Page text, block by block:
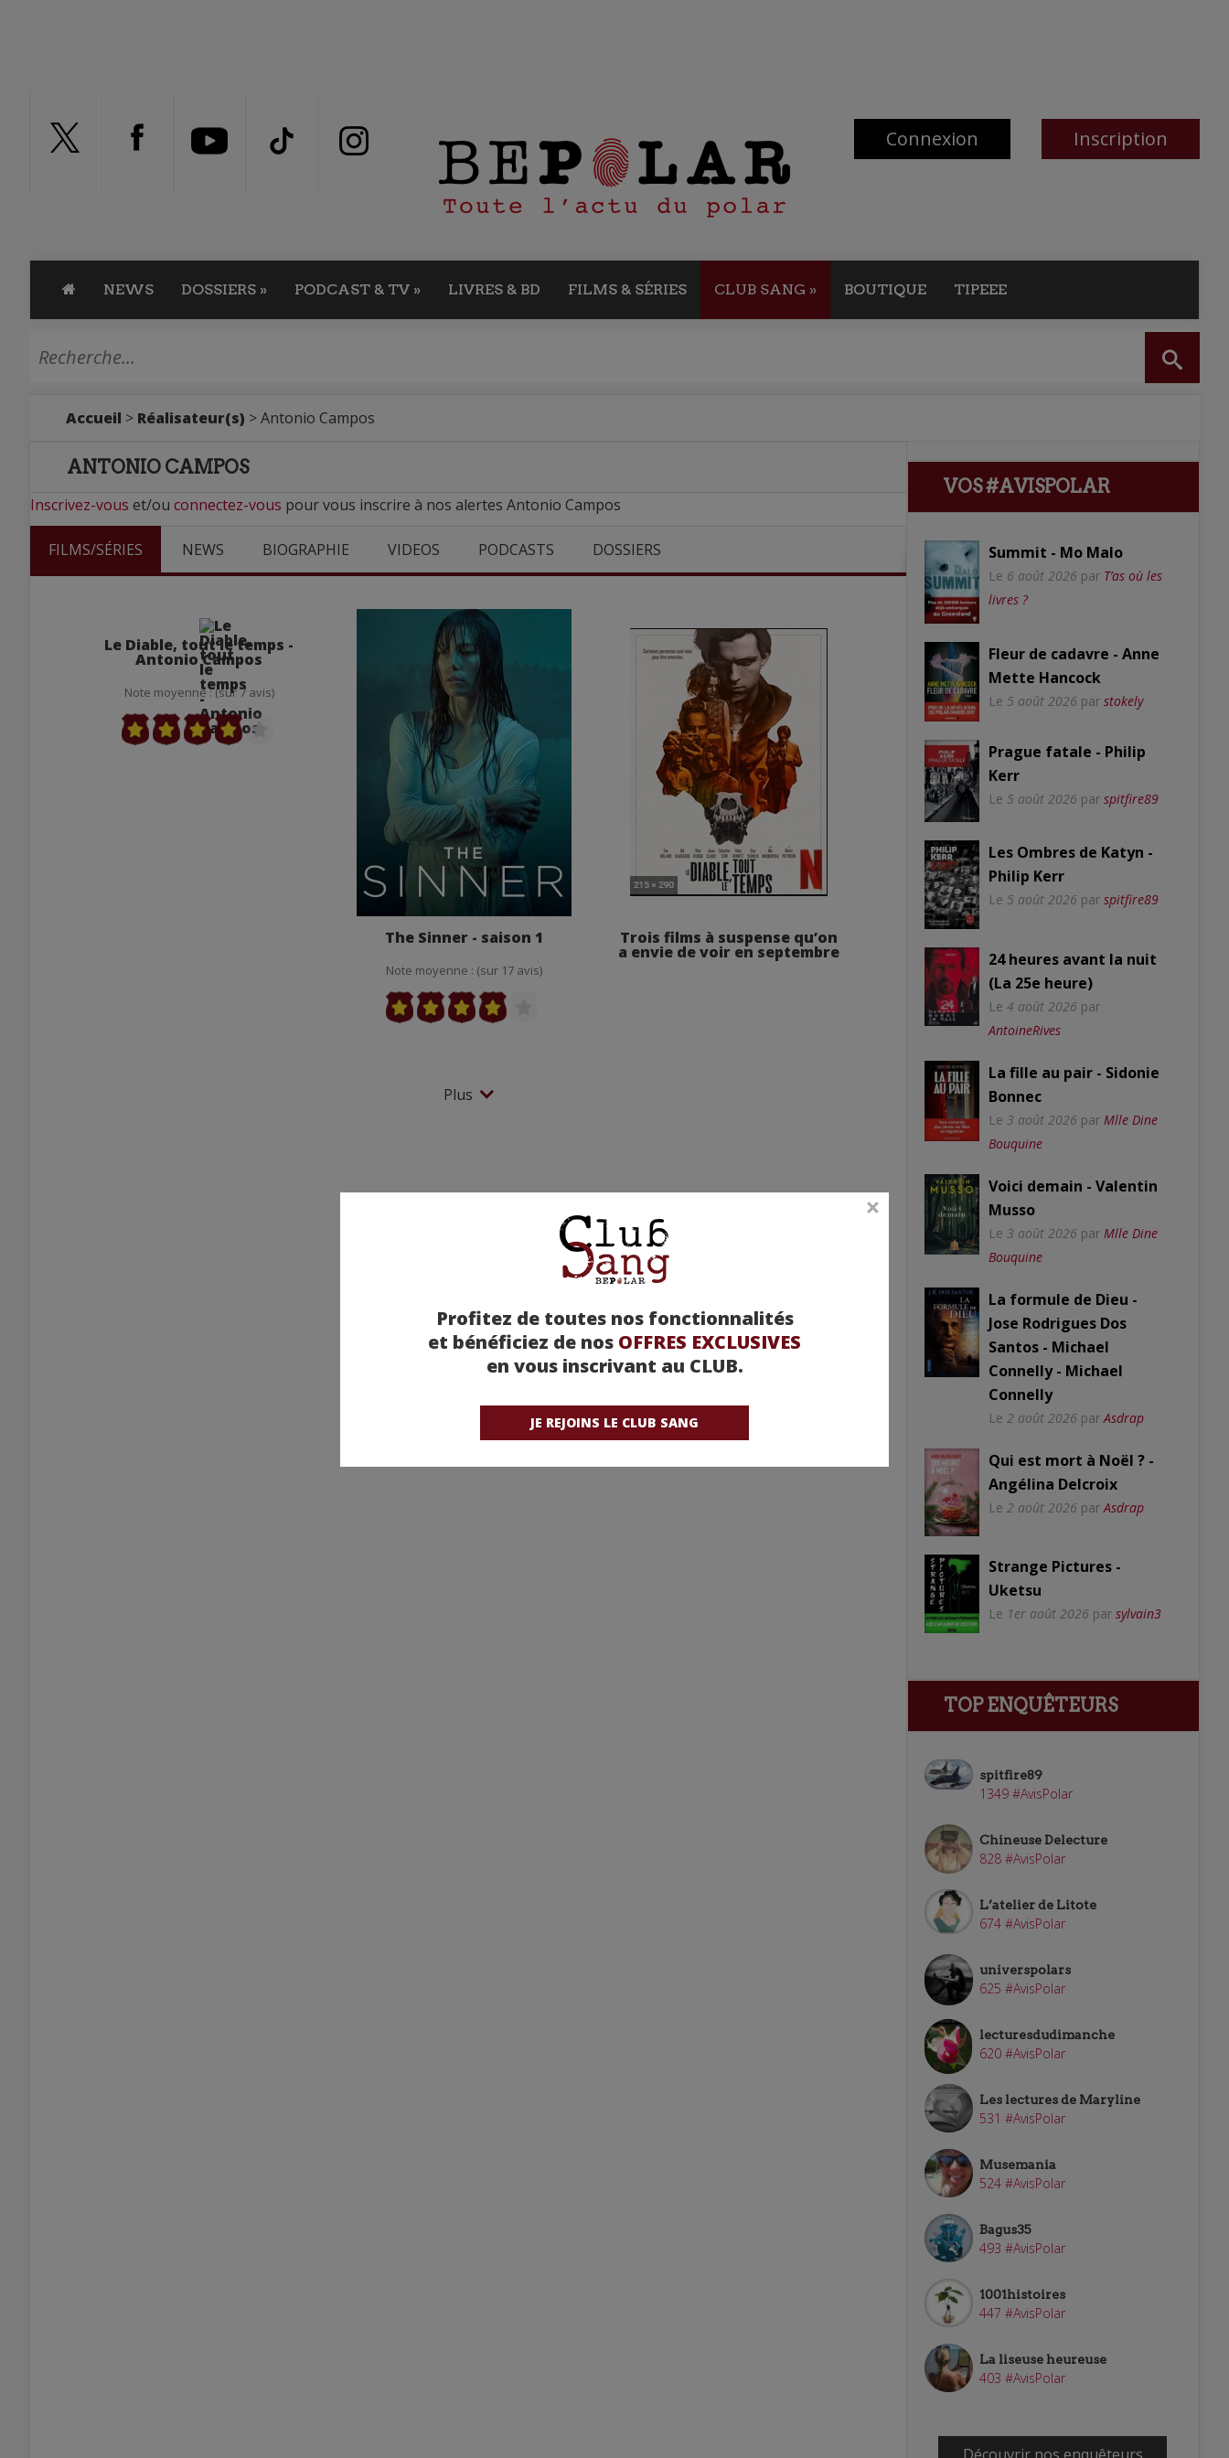
Connexion Inscription
NEWS DOSSIERS » PODCAST & TV » LIVRES & BD FILMS & SÉRIES CLUB SANG » BOUTIQUE TIPEEE
Profitez de toutes nos fonctionnalités
et bénéficiez de nos OFFRES EXCLUSIVES
en vous inscrivant au CLUB.
JE REJOINS LE CLUB SANG
Accueil > Réalisateur(s) > Antonio Campos
ANTONIO CAMPOS
Inscrivez-vous et/ou connectez-vous pour vous inscrire à nos alertes Antonio Campos
FILMS/SÉRIES NEWS BIOGRAPHIE VIDEOS PODCASTS DOSSIERS
Le Diable, tout le temps -
Antonio Campos
Note moyenne : (sur 7 avis)
The Sinner - saison 1
Note moyenne : (sur 17 avis)
Trois films à suspense qu’on
a envie de voir en septembre
Plus
VOS #AVISPOLAR
Summit - Mo Malo
Le 6 août 2026 par T’as où les
livres ?
Fleur de cadavre - Anne
Mette Hancock
Le 5 août 2026 par stokely
Prague fatale - Philip
Kerr
Le 5 août 2026 par spitfire89
Les Ombres de Katyn -
Philip Kerr
Le 5 août 2026 par spitfire89
24 heures avant la nuit
(La 25e heure)
Le 4 août 2026 par
AntoineRives
La fille au pair - Sidonie
Bonnec
Le 3 août 2026 par Mlle Dine
Bouquine
Voici demain - Valentin
Musso
Le 3 août 2026 par Mlle Dine
Bouquine
La formule de Dieu -
Jose Rodrigues Dos
Santos - Michael
Connelly - Michael
Connelly
Le 2 août 2026 par Asdrap
Qui est mort à Noël ? -
Angélina Delcroix
Le 2 août 2026 par Asdrap
Strange Pictures -
Uketsu
Le 1er août 2026 par sylvain3
TOP ENQUÊTEURS
spitfire89
1349 #AvisPolar
Chineuse Delecture
828 #AvisPolar
L’atelier de Litote
674 #AvisPolar
universpolars
625 #AvisPolar
lecturesdudimanche
620 #AvisPolar
Les lectures de Maryline
531 #AvisPolar
Musemania
524 #AvisPolar
Bagus35
493 #AvisPolar
1001histoires
447 #AvisPolar
La liseuse heureuse
403 #AvisPolar